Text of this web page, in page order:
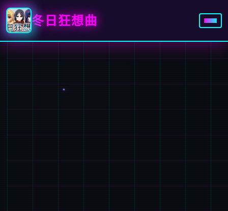
冬日狂想曲